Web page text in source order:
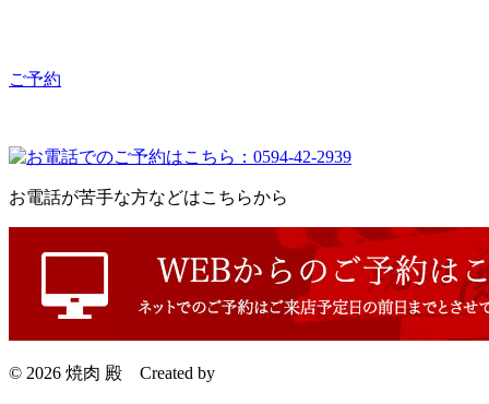
ご予約
お電話が苦手な方などはこちらから
© 2026 焼肉 殿 Created by